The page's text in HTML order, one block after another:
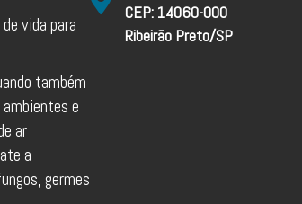
vida para
também
e
ar
a
germes
CEP: 14060-000
Ribeirão Preto/SP